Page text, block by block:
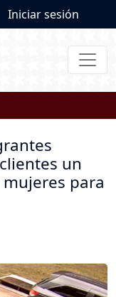
User
Iniciar sesión
un
para